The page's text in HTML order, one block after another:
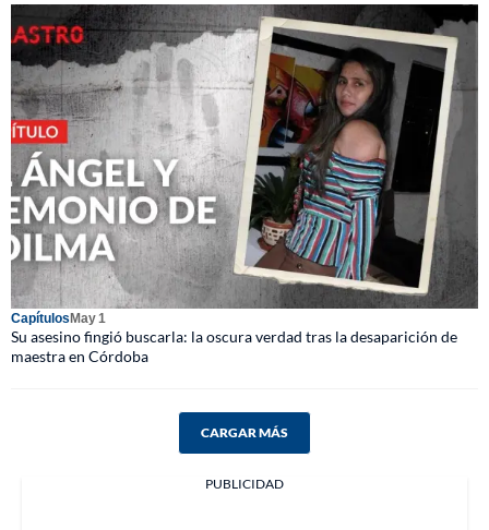
CapítulosMay 1
Su asesino fingió buscarla: la oscura verdad tras la desaparición de
maestra en Córdoba
CARGAR MÁS
PUBLICIDAD